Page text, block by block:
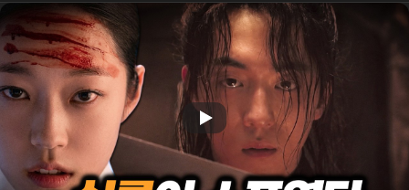
있는 건 다 있는데??? #the east palace # netflix